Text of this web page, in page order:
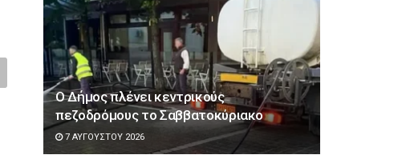
Ο Δήμος πλένει κεντρικούς
πεζοδρόμους το Σαββατοκύριακο
7 ΑΥΓΟΎΣΤΟΥ 2026